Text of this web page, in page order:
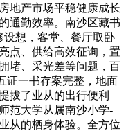
地产市场平稳健康成长
通勤效率。南沙区藏书
想，客堂、餐厅取卧
点、供给高效征询，置
堵、采光差等问题，百
证一书存案完整，地面
拔了业从的出行便利
范大学从属南沙小学-
从的栖身体验。全方位